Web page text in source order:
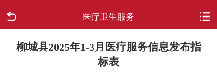
医疗卫生服务
走进柳城
柳城县2025年1-3月医疗服务信息发布指
标表